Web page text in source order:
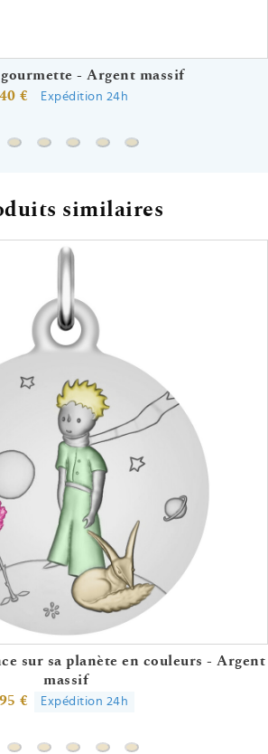
- Argent massif
40 €
Expédition 24h
similaires
sur sa planète en couleurs - Argent
massif
95 €
Expédition 24h